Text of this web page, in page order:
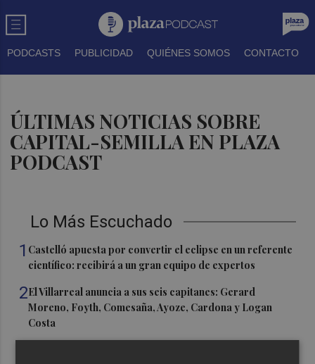
PODCASTS PUBLICIDAD QUIÉNES SOMOS CONTACTO
ÚLTIMAS NOTICIAS SOBRE
CAPITAL-SEMILLA EN PLAZA
PODCAST
Lo Más Escuchado
1 Castelló apuesta por convertir el eclipse en un referente
científico: recibirá a un gran equipo de expertos
2El Villarreal anuncia a sus seis capitanes: Gerard
Moreno, Foyth, Comesaña, Ayoze, Cardona y Logan
Costa